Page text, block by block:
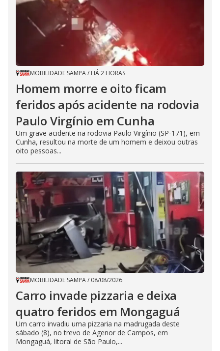
MOBILIDADE SAMPA/ HÁ 2 HORAS
Homem morre e oito ficam
feridos após acidente na rodovia
Paulo Virgínio em Cunha
Um grave acidente na rodovia Paulo Virgínio (SP-171), em
Cunha, resultou na morte de um homem e deixou outras
oito pessoas...
MOBILIDADE SAMPA/ 08/08/2026
Carro invade pizzaria e deixa
quatro feridos em Mongaguá
Um carro invadiu uma pizzaria na madrugada deste
sábado (8), no trevo de Agenor de Campos, em
Mongaguá, litoral de São Paulo,...